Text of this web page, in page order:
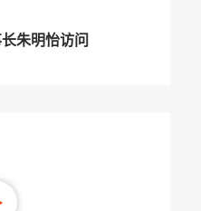
朱明怡访问